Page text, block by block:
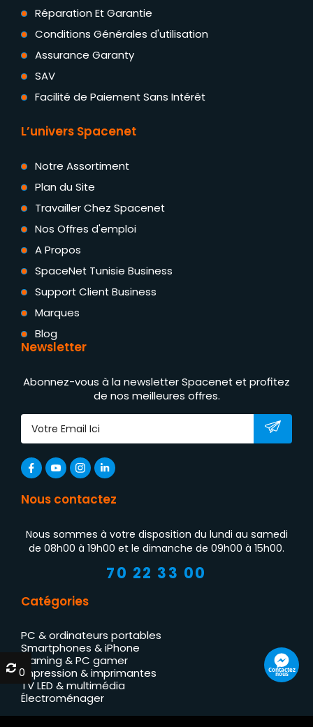
Réparation Et Garantie
Conditions Générales d'utilisation
Assurance Garanty
SAV
Facilité de Paiement Sans Intérêt
L’univers Spacenet
Notre Assortiment
Plan du Site
Travailler Chez Spacenet
Nos Offres d'emploi
A Propos
SpaceNet Tunisie Business
Support Client Business
Marques
Blog
Newsletter
Abonnez-vous à la newsletter Spacenet et profitez
de nos meilleures offres.
Nous contactez
Nous sommes à votre disposition du lundi au samedi
de 08h00 à 19h00 et le dimanche de 09h00 à 15h00.
70 22 33 00
Catégories
PC & ordinateurs portables
Smartphones & iPhone
Gaming & PC gamer
Impression & imprimantes
TV LED & multimédia
Électroménager
Contactez
nous
0
0